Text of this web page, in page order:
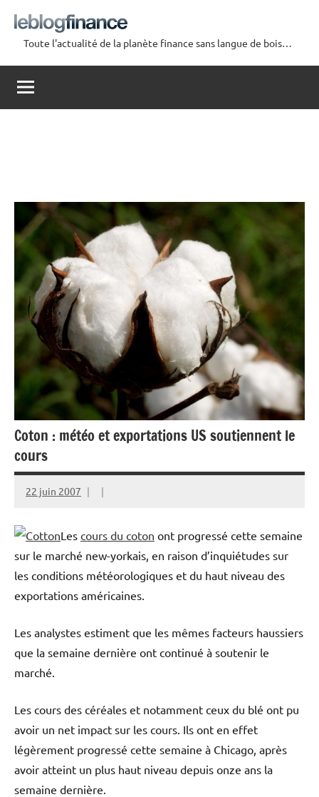
contenu
Le
Blog
Finance
Toute l'actualité de la planète finance sans langue de bois…
Coton : météo et exportations US soutiennent le
cours
22 juin 2007
Les cours du coton ont progressé cette semaine
sur le marché new-yorkais, en raison d’inquiétudes sur
les conditions météorologiques et du haut niveau des
exportations américaines.
Les analystes estiment que les mêmes facteurs haussiers
que la semaine dernière ont continué à soutenir le
marché.
Les cours des céréales et notamment ceux du blé ont pu
avoir un net impact sur les cours. Ils ont en effet
légèrement progressé cette semaine à Chicago, après
avoir atteint un plus haut niveau depuis onze ans la
semaine dernière.